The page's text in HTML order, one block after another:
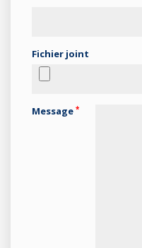
Fichier joint
Message *